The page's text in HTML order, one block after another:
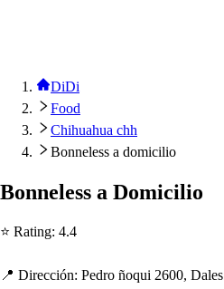
DiDi
Food
Chihuahua chh
Bonneless a domicilio
Bonneless a Domicilio
⭐ Rating: 4.4
📍 Dirección: Pedro ñoqui 2600, Dales